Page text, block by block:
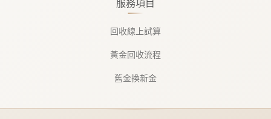
服務項目
回收線上試算
黃金回收流程
舊金換新金